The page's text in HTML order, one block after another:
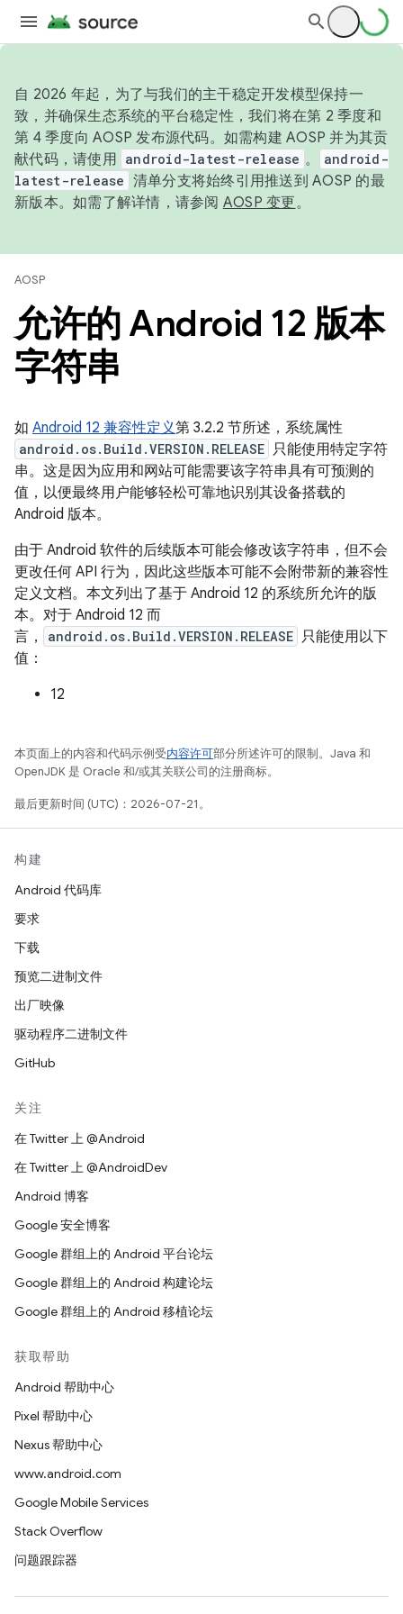
自 2026 年起，为了与我们的主干稳定开发模型保持一
致，并确保生态系统的平台稳定性，我们将在第 2 季度和
第 4 季度向 AOSP 发布源代码。如需构建 AOSP 并为其贡
献代码，请使用 android-latest-release 。
android-
latest-release 清单分支将始终引用推送到 AOSP 的最
新版本。如需了解详情，请参阅 AOSP 变更。
AOSP
允许的 Android 12 版本
字符串
如 Android 12 兼容性定义第 3.2.2 节所述，系统属性
android.os.Build.VERSION.RELEASE 只能使用特定字符
串。这是因为应用和网站可能需要该字符串具有可预测的
值，以便最终用户能够轻松可靠地识别其设备搭载的
Android 版本。
由于 Android 软件的后续版本可能会修改该字符串，但不会
更改任何 API 行为，因此这些版本可能不会附带新的兼容性
定义文档。本文列出了基于 Android 12 的系统所允许的版
本。对于 Android 12 而
言，
android.os.Build.VERSION.RELEASE 只能使用以下
值：
12
本页面上的内容和代码示例受内容许可部分所述许可的限制。Java 和
OpenJDK 是 Oracle 和/或其关联公司的注册商标。
最后更新时间 (UTC)：2026-07-21。
构建
Android 代码库
要求
下载
预览二进制文件
出厂映像
驱动程序二进制文件
GitHub
关注
在 Twitter 上 @Android
在 Twitter 上 @AndroidDev
Android 博客
Google 安全博客
Google 群组上的 Android 平台论坛
Google 群组上的 Android 构建论坛
Google 群组上的 Android 移植论坛
获取帮助
Android 帮助中心
Pixel 帮助中心
Nexus 帮助中心
www.android.com
Google Mobile Services
Stack Overflow
问题跟踪器